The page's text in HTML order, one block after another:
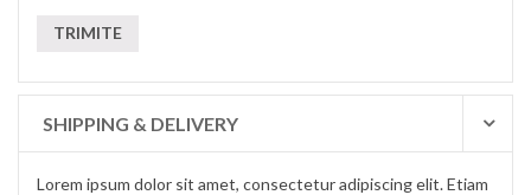
SHIPPING & DELIVERY
Lorem ipsum dolor sit amet, consectetur adipiscing elit. Etiam